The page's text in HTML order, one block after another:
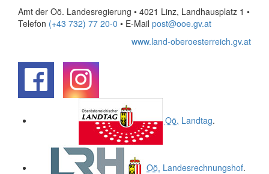
Amt der Oö. Landesregierung • 4021 Linz, Landhausplatz 1 •
Telefon (+43 732) 77 20-0 • E-Mail post@ooe.gv.at
www.land-oberoesterreich.gv.at
Oö. Landtag.
Oö. Landesrechnungshof.